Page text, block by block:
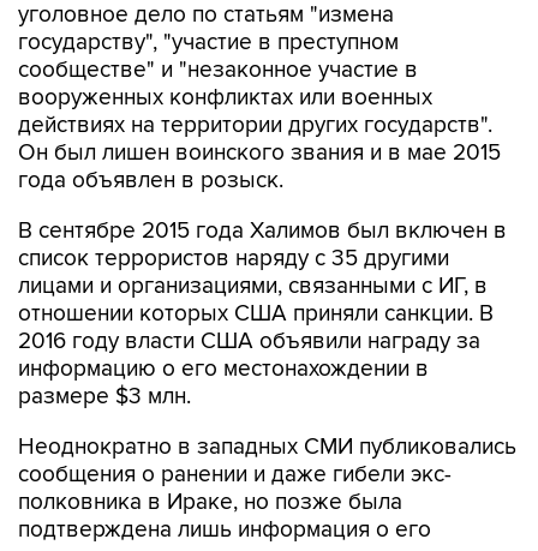
сообществе" и "незаконное участие в
вооруженных конфликтах или военных
действиях на территории других государств".
Он был лишен воинского звания и в мае 2015
года объявлен в розыск.
В сентябре 2015 года Халимов был включен в
лицами и организациями, связанными с ИГ, в
отношении которых США приняли санкции. В
2016 году власти США объявили награду за
информацию о его местонахождении в
размере $3 млн.
Неоднократно в западных СМИ публиковались
полковника в Ираке, но позже была
подтверждена лишь информация о его
ранении.